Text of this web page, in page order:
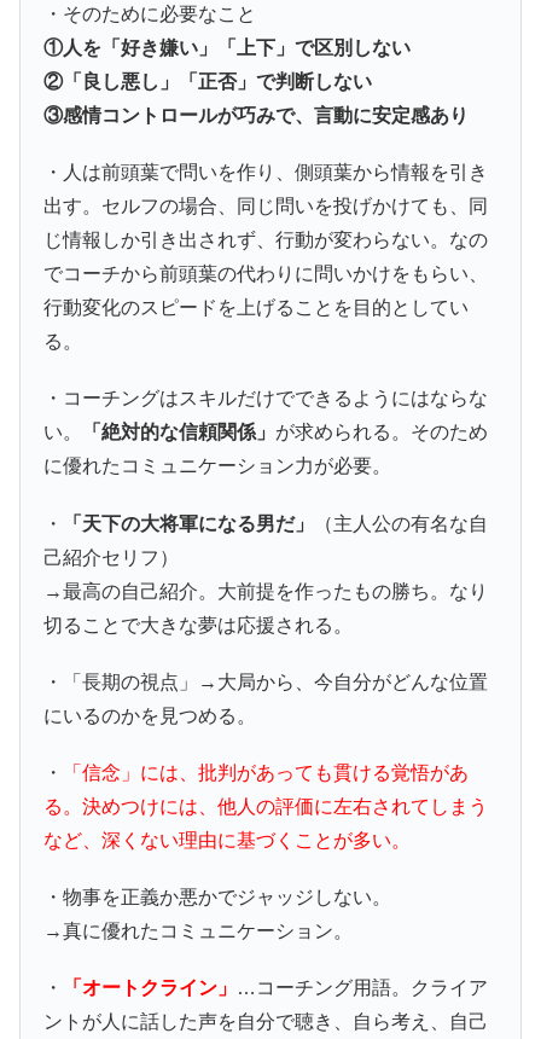
・そのために必要なこと
①人を「好き嫌い」「上下」で区別しない
②「良し悪し」「正否」で判断しない
③感情コントロールが巧みで、言動に安定感あり
・人は前頭葉で問いを作り、側頭葉から情報を引き
出す。セルフの場合、同じ問いを投げかけても、同
じ情報しか引き出されず、行動が変わらない。なの
でコーチから前頭葉の代わりに問いかけをもらい、
行動変化のスピードを上げることを目的としてい
る。
・コーチングはスキルだけでできるようにはならな
い。
「絶対的な信頼関係」 が求められる。そのため
に優れたコミュニケーション力が必要。
・ 「天下の大将軍になる男だ」
（主人公の有名な自
己紹介セリフ）
→最高の自己紹介。大前提を作ったもの勝ち。なり
切ることで大きな夢は応援される。
・「長期の視点」→大局から、今自分がどんな位置
にいるのかを見つめる。
・
「信念」には、批判があっても貫ける覚悟があ
る。決めつけには、他人の評価に左右されてしまう
など、深くない理由に基づくことが多い。
・物事を正義か悪かでジャッジしない。
→真に優れたコミュニケーション。
・ 「オートクライン」 …コーチング用語。クライア
ントが人に話した声を自分で聴き、自ら考え、自己